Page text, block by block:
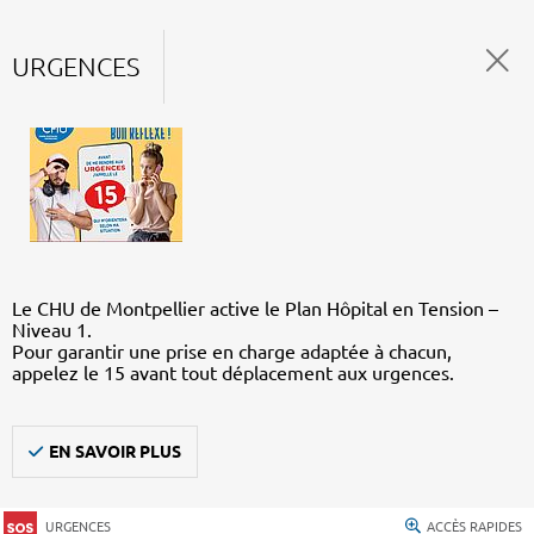
URGENCES
Le CHU de Montpellier active le Plan Hôpital en Tension –
Niveau 1.
Pour garantir une prise en charge adaptée à chacun,
appelez le 15 avant tout déplacement aux urgences.
EN SAVOIR PLUS
URGENCES ACCÈS RAPIDES